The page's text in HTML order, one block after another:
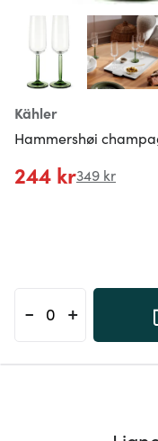
Kähler
Hammershøi
244 kr349 kr
- +